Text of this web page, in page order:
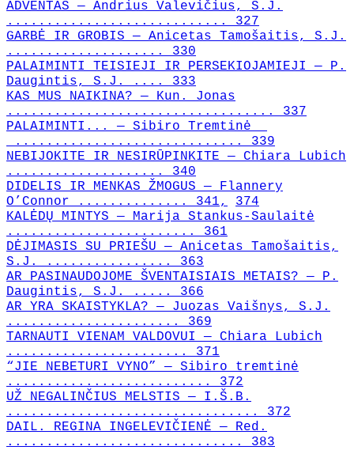
ADVENTAS — Andrius Valevičius, S.J.
............................ 327
GARBĖ IR GROBIS — Anicetas Tamošaitis, S.J.
.................... 330
PALAIMINTI TEISIEJI IR PERSEKIOJAMIEJI — P.
Daugintis, S.J. .... 333
KAS MUS NAIKINA? — Kun. Jonas
.................................. 337
PALAIMINTI... — Sibiro Tremtinė
............................. 339
NEBIJOKITE IR NESIRŪPINKITE — Chiara Lubich
.................... 340
DIDELIS IR MENKAS ŽMOGUS — Flannery
O’Connor .............. 341,
374
KALĖDŲ MINTYS — Marija Stankus-Saulaitė
........................ 361
DĖJIMASIS SU PRIEŠU — Anicetas Tamošaitis,
S.J. ................ 363
AR PASINAUDOJOME ŠVENTAISIAIS METAIS? — P.
Daugintis, S.J. ..... 366
AR YRA SKAISTYKLA? — Juozas Vaišnys, S.J.
...................... 369
TARNAUTI VIENAM VALDOVUI — Chiara Lubich
....................... 371
“JIE NEBETURI VYNO” — Sibiro tremtinė
.......................... 372
UŽ NEGALINČIUS MELSTIS — I.Š.B.
................................ 372
DAIL. REGINA INGELEVIČIENĖ — Red.
.............................. 383